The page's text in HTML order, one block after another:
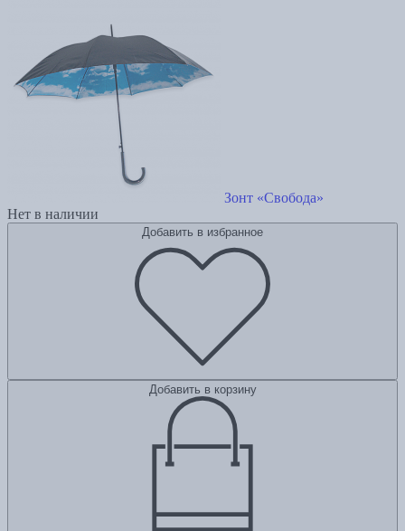
Зонт «Свобода»
Нет в наличии
Добавить в избранное
Добавить в корзину